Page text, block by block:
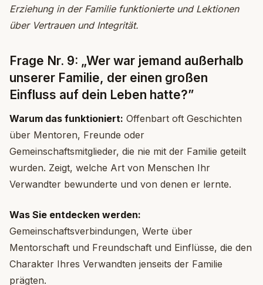
Erziehung in der Familie funktionierte und Lektionen
über Vertrauen und Integrität.
Frage Nr. 9: „Wer war jemand außerhalb
unserer Familie, der einen großen
Einfluss auf dein Leben hatte?”
Warum das funktioniert: Offenbart oft Geschichten
über Mentoren, Freunde oder
Gemeinschaftsmitglieder, die nie mit der Familie geteilt
wurden. Zeigt, welche Art von Menschen Ihr
Verwandter bewunderte und von denen er lernte.
Was Sie entdecken werden:
Gemeinschaftsverbindungen, Werte über
Mentorschaft und Freundschaft und Einflüsse, die den
Charakter Ihres Verwandten jenseits der Familie
prägten.